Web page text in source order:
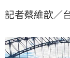
神。節目開播後
化」，討論熱
記者蔡維歆／